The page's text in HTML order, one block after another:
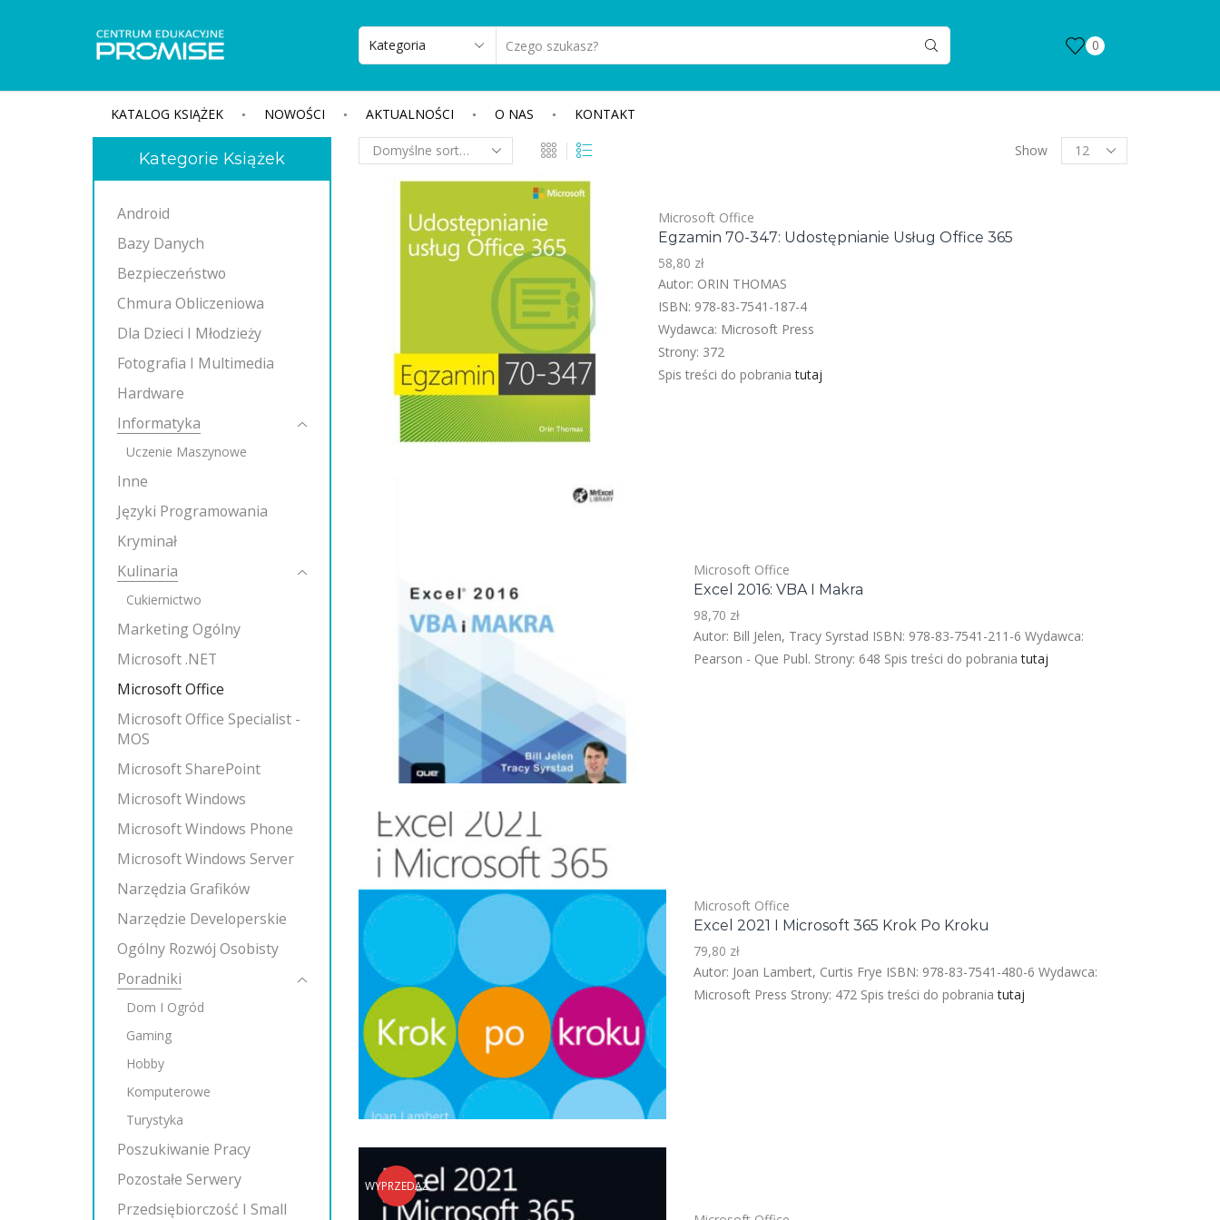
0
KATALOG KSIĄŻEK NOWOŚCI AKTUALNOŚCI O NAS KONTAKT
Show
Products
per
Microsoft Office
Egzamin 70-347: Udostępnianie Usług Office 365
58,80 zł
Autor: ORIN THOMAS
ISBN: 978-83-7541-187-4
Wydawca: Microsoft Press
Strony: 372
Spis treści do pobraniatutaj
Microsoft Office
Excel 2016: VBA I Makra
98,70 zł
Autor: Bill Jelen, Tracy Syrstad ISBN: 978-83-7541-211-6 Wydawca:
Pearson - Que Publ. Strony: 648 Spis treści do pobraniatutaj
Microsoft Office
Excel 2021 I Microsoft 365 Krok Po Kroku
79,80 zł
Autor: Joan Lambert, Curtis Frye ISBN: 978-83-7541-480-6 Wydawca:
Microsoft Press Strony: 472 Spis treści do pobraniatutaj
WYPRZEDAŻ
Kategorie Książek
Android
Bazy Danych
Bezpieczeństwo
Chmura Obliczeniowa
Dla Dzieci I Młodzieży
Fotografia I Multimedia
Hardware
Informatyka
Uczenie Maszynowe
Inne
Języki Programowania
Kryminał
Kulinaria
Cukiernictwo
Marketing Ogólny
Microsoft .NET
Microsoft Office
Microsoft Office Specialist -
MOS
Microsoft SharePoint
Microsoft Windows
Microsoft Windows Phone
Microsoft Windows Server
Narzędzia Grafików
Narzędzie Developerskie
Ogólny Rozwój Osobisty
Poradniki
Dom I Ogród
Gaming
Hobby
Komputerowe
Turystyka
Poszukiwanie Pracy
Pozostałe Serwery
Przedsiębiorczość I Small